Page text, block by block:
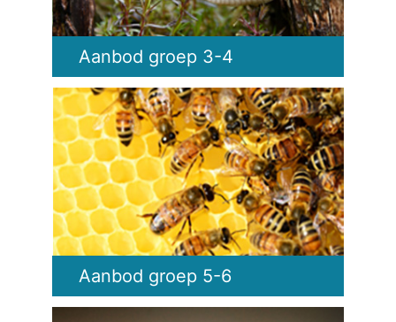
Aanbod groep 3-4
Aanbod groep 5-6